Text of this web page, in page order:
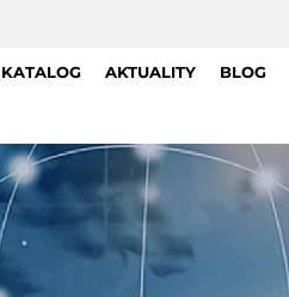
KATALOG AKTUALITY BLOG